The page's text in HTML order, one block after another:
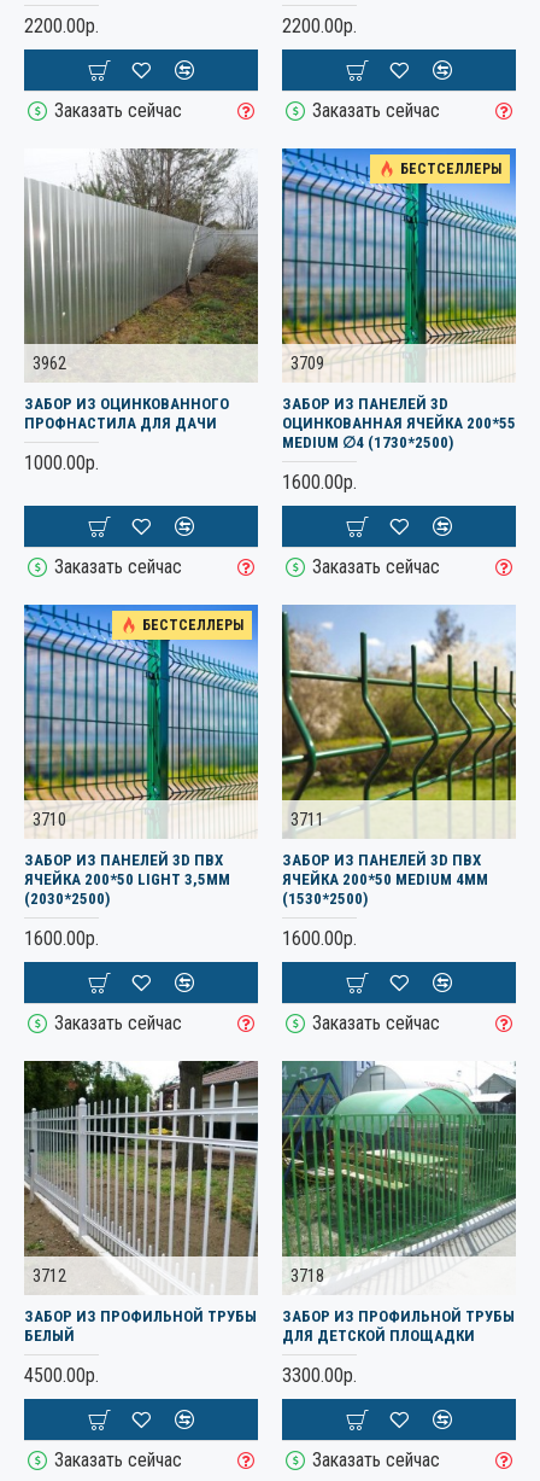
2200.00р.
Заказать сейчас
2200.00р.
Заказать сейчас
3962
ЗАБОР ИЗ ОЦИНКОВАННОГО
ПРОФНАСТИЛА ДЛЯ ДАЧИ
1000.00р.
Заказать сейчас
БЕСТСЕЛЛЕРЫ
3709
ЗАБОР ИЗ ПАНЕЛЕЙ 3D
ОЦИНКОВАННАЯ ЯЧЕЙКА 200*55
MEDIUM ∅4 (1730*2500)
1600.00р.
Заказать сейчас
БЕСТСЕЛЛЕРЫ
3710
ЗАБОР ИЗ ПАНЕЛЕЙ 3D ПВХ
ЯЧЕЙКА 200*50 LIGHT 3,5ММ
(2030*2500)
1600.00р.
Заказать сейчас
3711
ЗАБОР ИЗ ПАНЕЛЕЙ 3D ПВХ
ЯЧЕЙКА 200*50 MEDIUM 4ММ
(1530*2500)
1600.00р.
Заказать сейчас
3712
ЗАБОР ИЗ ПРОФИЛЬНОЙ ТРУБЫ
БЕЛЫЙ
4500.00р.
Заказать сейчас
3718
ЗАБОР ИЗ ПРОФИЛЬНОЙ ТРУБЫ
ДЛЯ ДЕТСКОЙ ПЛОЩАДКИ
3300.00р.
Заказать сейчас